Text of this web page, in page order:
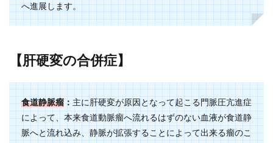
へ進展します。
【肝硬変の合併症】
食道静脈瘤：主に肝硬変が原因となって起こる門脈圧亢進症
によって、本来食道動脈瘤へ流れるはずのない血液が食道静
脈へと流れ込み、静脈が拡張することによって出来る瘤のこ